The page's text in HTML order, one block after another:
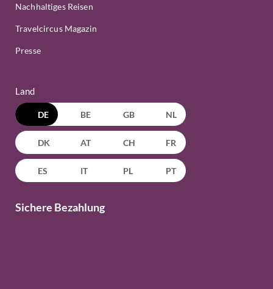
Nachhaltiges Reisen
Travelcircus Magazin
Presse
Land
DE BE GB NL
DK AT CH FR
ES IT PL PT
Sichere Bezahlung